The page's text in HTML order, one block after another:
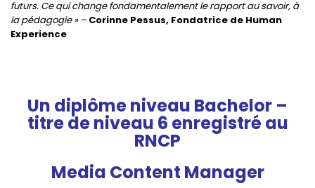
futurs. Ce qui change fondamentalement le rapport au savoir, à
la pédagogie » – Corinne Pessus, Fondatrice de Human
Experience
Un diplôme niveau Bachelor –
titre de niveau 6 enregistré au
RNCP
Media Content Manager